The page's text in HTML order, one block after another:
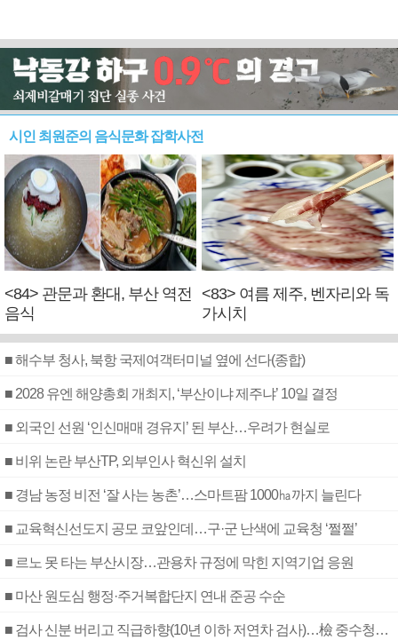
시인 최원준의 음식문화 잡학사전
<84> 관문과 환대, 부산 역전
음식
<83> 여름 제주, 벤자리와 독
가시치
■ 해수부 청사, 북항 국제여객터미널 옆에 선다(종합)
■ 2028 유엔 해양총회 개최지, ‘부산이냐 제주냐’ 10일 결정
■ 외국인 선원 ‘인신매매 경유지’ 된 부산…우려가 현실로
■ 비위 논란 부산TP, 외부인사 혁신위 설치
■ 경남 농정 비전 ‘잘 사는 농촌’…스마트팜 1000㏊까지 늘린다
■ 교육혁신선도지 공모 코앞인데…구·군 난색에 교육청 ‘쩔쩔’
■ 르노 못 타는 부산시장…관용차 규정에 막힌 지역기업 응원
■ 마산 원도심 행정·주거복합단지 연내 준공 수순
■ 검사 신분 버리고 직급하향(10년 이하 저연차 검사)…檢 중수청행 기피